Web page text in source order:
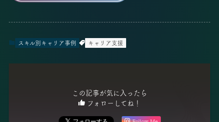
スキル別キャリア事例 キャリア支援
この記事が気に入ったら
フォローしてね！